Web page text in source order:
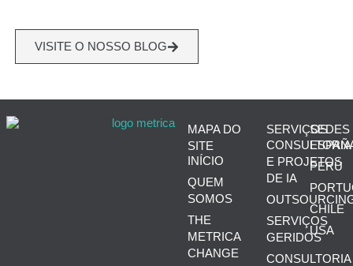
VISITE O NOSSO BLOG
MAPA DO
SITE
INÍCIO
QUEM
SOMOS
THE
METRICA
CHANGE
SERVIÇOS
CONSULTORIA
E PROJETOS
DE IA
SERVIÇOS
GERIDOS
CONSULTORIA
SEDES
PERÚ
CHILE
USA